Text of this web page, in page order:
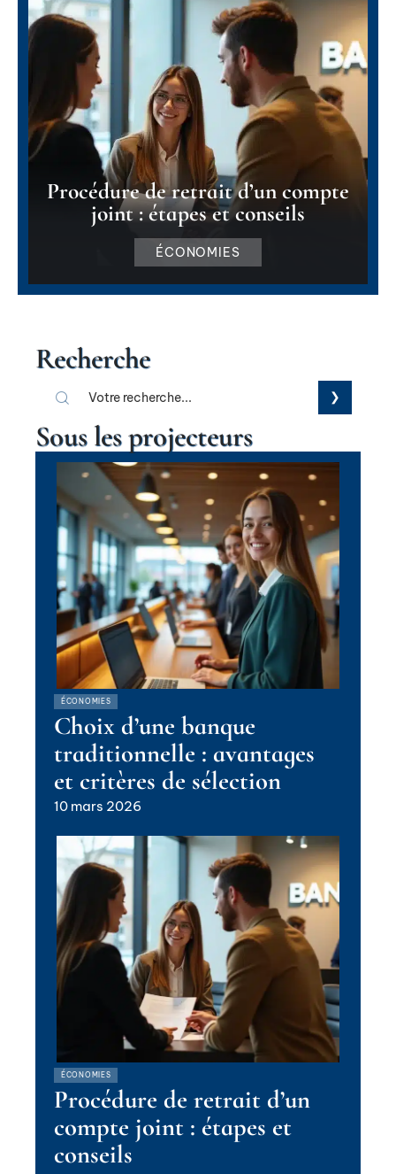
Procédure de retrait d’un compte
joint : étapes et conseils
ÉCONOMIES
Recherche
Sous les projecteurs
ÉCONOMIES
Choix d’une banque
traditionnelle : avantages
et critères de sélection
10 mars 2026
ÉCONOMIES
Procédure de retrait d’un
compte joint : étapes et
conseils